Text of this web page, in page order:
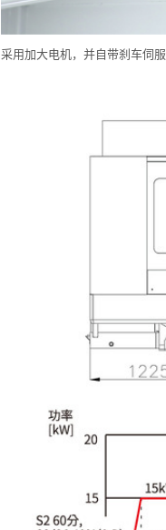
采用加大电机，并自带刹车伺